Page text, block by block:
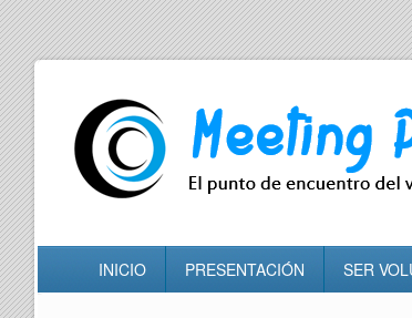
INICIO PRESENTACIÓN SER